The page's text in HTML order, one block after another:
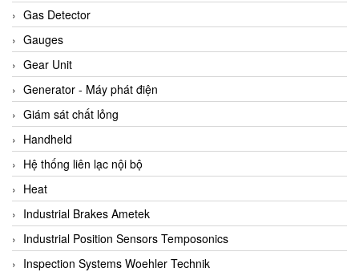
ARCA Regler
Arcos Hydraulik
Ardetem-Sfere-Vietnam
Argal
AS ENERGI
ASCO CO2
Asker
AT2E
ATC Pneumatic
ATEX System
ATI - IA
Gas Detector
Gauges
Gear Unit
Generator - Máy phát điện
Giám sát chất lỏng
Handheld
Hệ thống liên lạc nội bộ
Heat
Industrial Brakes Ametek
Industrial Position Sensors Temposonics
Inspection Systems Woehler Technik